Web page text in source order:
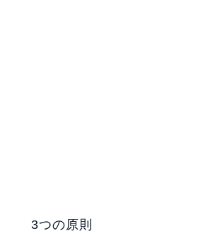
3つの原則